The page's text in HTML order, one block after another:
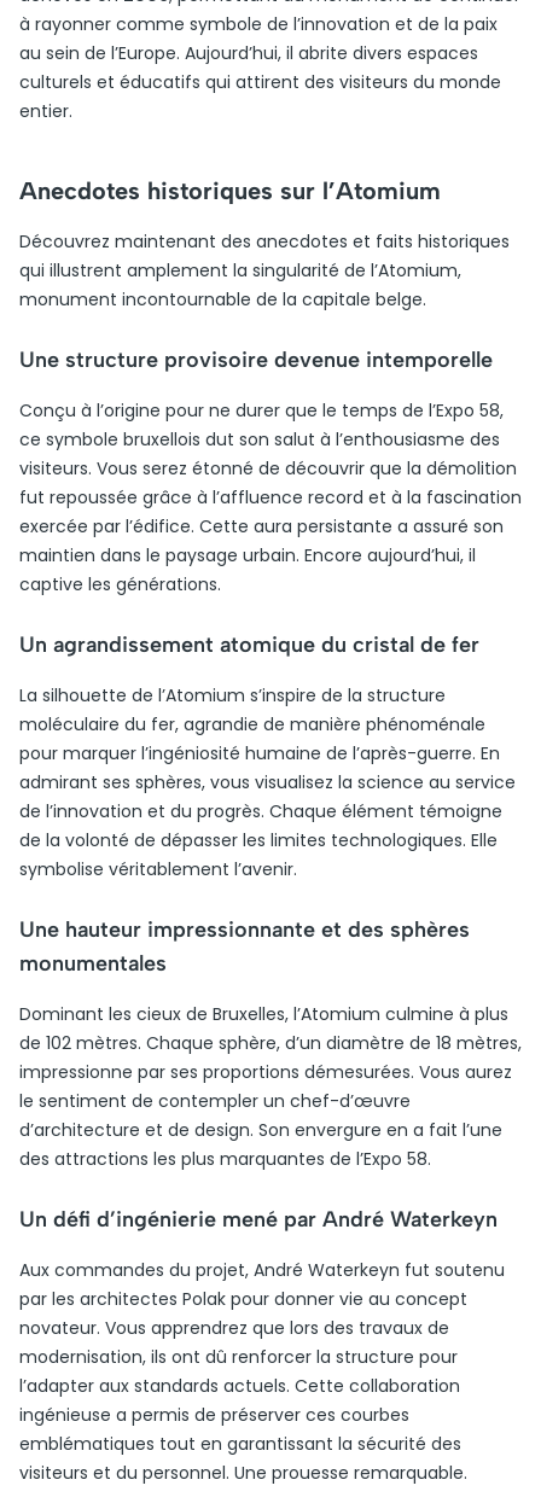
à rayonner comme symbole de l’innovation et de la paix
au sein de l’Europe. Aujourd’hui, il abrite divers espaces
culturels et éducatifs qui attirent des visiteurs du monde
entier.
Anecdotes historiques sur l’Atomium
Découvrez maintenant des anecdotes et faits historiques
qui illustrent amplement la singularité de l’Atomium,
monument incontournable de la capitale belge.
Une structure provisoire devenue intemporelle
Conçu à l’origine pour ne durer que le temps de l’Expo 58,
ce symbole bruxellois dut son salut à l’enthousiasme des
visiteurs. Vous serez étonné de découvrir que la démolition
fut repoussée grâce à l’affluence record et à la fascination
exercée par l’édifice. Cette aura persistante a assuré son
maintien dans le paysage urbain. Encore aujourd’hui, il
captive les générations.
Un agrandissement atomique du cristal de fer
La silhouette de l’Atomium s’inspire de la structure
moléculaire du fer, agrandie de manière phénoménale
pour marquer l’ingéniosité humaine de l’après-guerre. En
admirant ses sphères, vous visualisez la science au service
de l’innovation et du progrès. Chaque élément témoigne
de la volonté de dépasser les limites technologiques. Elle
symbolise véritablement l’avenir.
Une hauteur impressionnante et des sphères
monumentales
Dominant les cieux de Bruxelles, l’Atomium culmine à plus
de 102 mètres. Chaque sphère, d’un diamètre de 18 mètres,
impressionne par ses proportions démesurées. Vous aurez
le sentiment de contempler un chef-d’œuvre
d’architecture et de design. Son envergure en a fait l’une
des attractions les plus marquantes de l’Expo 58.
Un défi d’ingénierie mené par André Waterkeyn
Aux commandes du projet, André Waterkeyn fut soutenu
par les architectes Polak pour donner vie au concept
novateur. Vous apprendrez que lors des travaux de
modernisation, ils ont dû renforcer la structure pour
l’adapter aux standards actuels. Cette collaboration
ingénieuse a permis de préserver ces courbes
emblématiques tout en garantissant la sécurité des
visiteurs et du personnel. Une prouesse remarquable.